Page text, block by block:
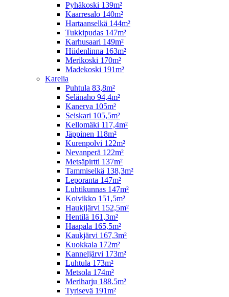
Pyhäkoski 139m²
Kaarresalo 140m²
Hartaanselkä 144m²
Tukkipudas 147m²
Karhusaari 149m²
Hiidenlinna 163m²
Merikoski 170m²
Madekoski 191m²
Karelia
Puhtula 83,8m²
Selänaho 94,4m²
Kanerva 105m²
Seiskari 105,5m²
Kellomäki 117,4m²
Jäppinen 118m²
Kurenpolvi 122m²
Nevanperä 122m²
Metsäpirtti 137m²
Tammiselkä 138,3m²
Leporanta 147m²
Luhtikunnas 147m²
Koivikko 151,5m²
Haukijärvi 152,5m²
Hentilä 161,3m²
Haapala 165,5m²
Kaukjärvi 167,3m²
Kuokkala 172m²
Kanneljärvi 173m²
Luhtula 173m²
Metsola 174m²
Meriharju 188.5m²
Tyrisevä 191m²